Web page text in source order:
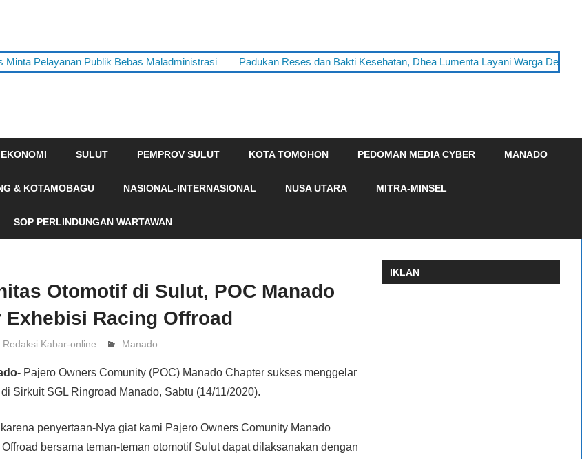
Pelayanan Publik Bebas Maladministrasi Padukan Reses dan Bakti Kesehatan, Dhea Lumenta Layani Warga Desa
EKONOMI SULUT PEMPROV SULUT KOTA TOMOHON PEDOMAN MEDIA CYBER MANADO
& KOTAMOBAGU NASIONAL-INTERNASIONAL NUSA UTARA MITRA-MINSEL
SOP PERLINDUNGAN WARTAWAN
Otomotif di Sulut, POC Manado
Exhebisi Racing Offroad
Redaksi Kabar-online Manado
Pajero Owners Comunity (POC) Manado Chapter sukses menggelar
Sirkuit SGL Ringroad Manado, Sabtu (14/11/2020).
penyertaan-Nya giat kami Pajero Owners Comunity Manado
bersama teman-teman otomotif Sulut dapat dilaksanakan dengan
IKLAN